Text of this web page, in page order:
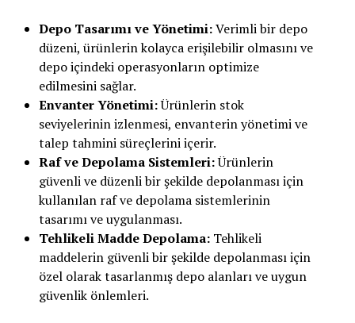
Depo Tasarımı ve Yönetimi:Verimli bir depo
düzeni, ürünlerin kolayca erişilebilir olmasını ve
depo içindeki operasyonların optimize
edilmesini sağlar.
Envanter Yönetimi:Ürünlerin stok
seviyelerinin izlenmesi, envanterin yönetimi ve
talep tahmini süreçlerini içerir.
Raf ve Depolama Sistemleri:Ürünlerin
güvenli ve düzenli bir şekilde depolanması için
kullanılan raf ve depolama sistemlerinin
tasarımı ve uygulanması.
Tehlikeli Madde Depolama:Tehlikeli
maddelerin güvenli bir şekilde depolanması için
özel olarak tasarlanmış depo alanları ve uygun
güvenlik önlemleri.